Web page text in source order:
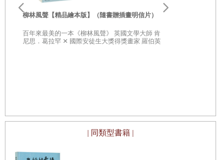
柳林風聲【精品繪本版】（隨書贈插畫明信片）
百年來最美的一本《柳林風聲》 英國文學大師 肯
尼思．葛拉罕 ✕ 國際安徒生大獎得獎畫家 羅伯英
| 同類型書籍 |